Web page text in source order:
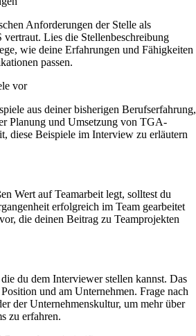
Anforderungen der Stelle als
Lies die Stellenbeschreibung
wie deine Erfahrungen und Fähigkeiten
passen.
vor
aus deiner bisherigen Berufserfahrung,
Planung und Umsetzung von TGA-
diese Beispiele im Interview zu erläutern
Wert auf Teamarbeit legt, solltest du
erfolgreich im Team gearbeitet
die deinen Beitrag zu Teamprojekten
du dem Interviewer stellen kannst. Das
und am Unternehmen. Frage nach
der Unternehmenskultur, um mehr über
zu erfahren.